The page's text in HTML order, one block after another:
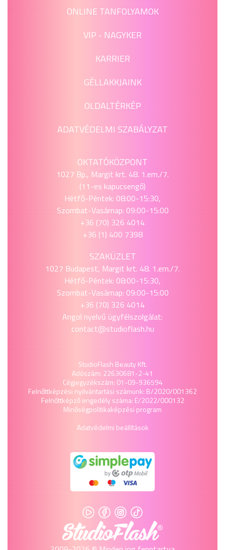
ONLINE TANFOLYAMOK
VIP - NAGYKER
KARRIER
GÉLLAKKJAINK
OLDALTÉRKÉP
ADATVÉDELMI SZABÁLYZAT
OKTATÓKÖZPONT
1027 Bp., Margit krt. 48. 1.em./7.
(11-es kapucsengő)
Hétfő-Péntek: 08:00-15:30,
Szombat-Vasárnap: 09:00-15:00
+36 (70) 326 4014
+36 (1) 400 7398
SZAKÜZLET
1027 Budapest, Margit krt. 48. 1.em./7.
Hétfő-Péntek: 08:00-15:30,
Szombat-Vasárnap: 09:00-15:00
+36 (70) 326 4014
Angol nyelvű ügyfélszolgálat:
contact@studioflash.hu
StudioFlash Beauty Kft.
Adószám: 22630681-2-41
Cégjegyzékszám: 01-09-936594
Felnőttképzési nyilvántartási számunk: B/2020/001362
Felnőttképző engedély száma: E/2022/000132
Minőségpolitikaképzési program
Adatvédelmi beállítások